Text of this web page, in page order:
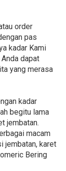
order
pas
kadar Kami
dapat
yang merasa
kadar
begitu lama
jembatan.
macam
jembatan, karet
Bering